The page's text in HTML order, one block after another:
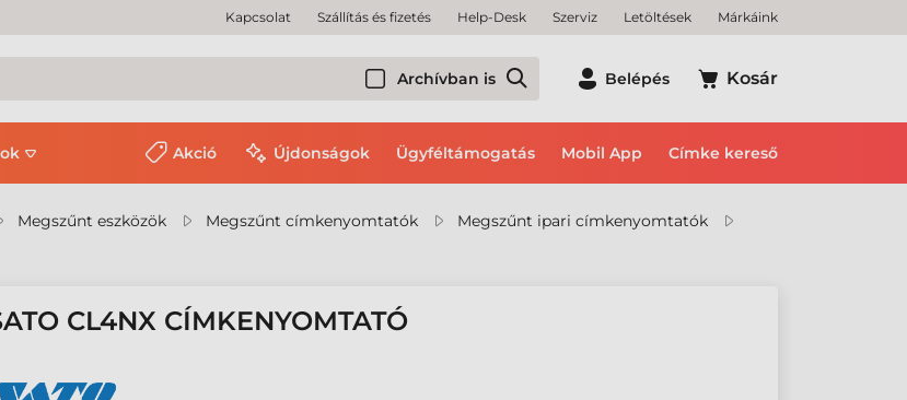
Kapcsolat Szállítás és fizetés Help-Desk Szerviz Letöltések Márkáink
Archívban is Belépés Kosár
Akció Újdonságok Ügyféltámogatás Mobil App Címke kereső
Megszűnt eszközök Megszűnt címkenyomtatók
Megszűnt ipari címkenyomtatók
CL4NX CÍMKENYOMTATÓ